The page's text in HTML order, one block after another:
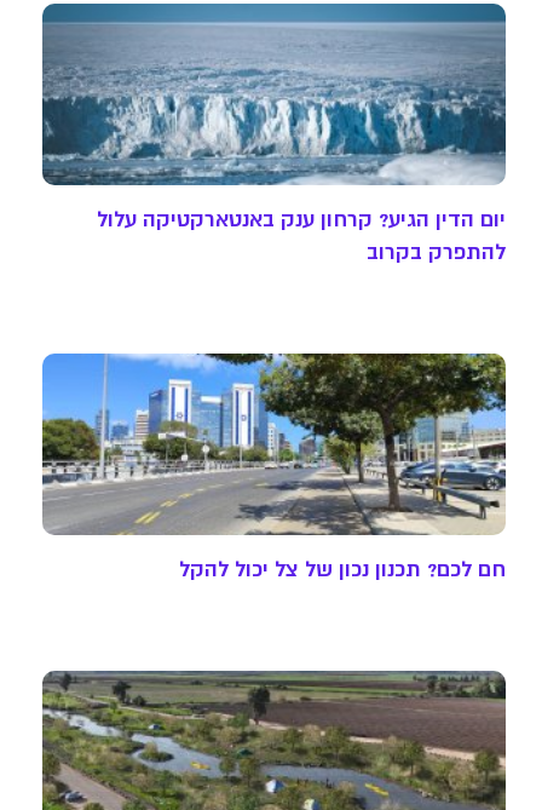
יום הדין הגיע? קרחון ענק באנטארקטיקה עלול
להתפרק בקרוב
חם לכם? תכנון נכון של צל יכול להקל